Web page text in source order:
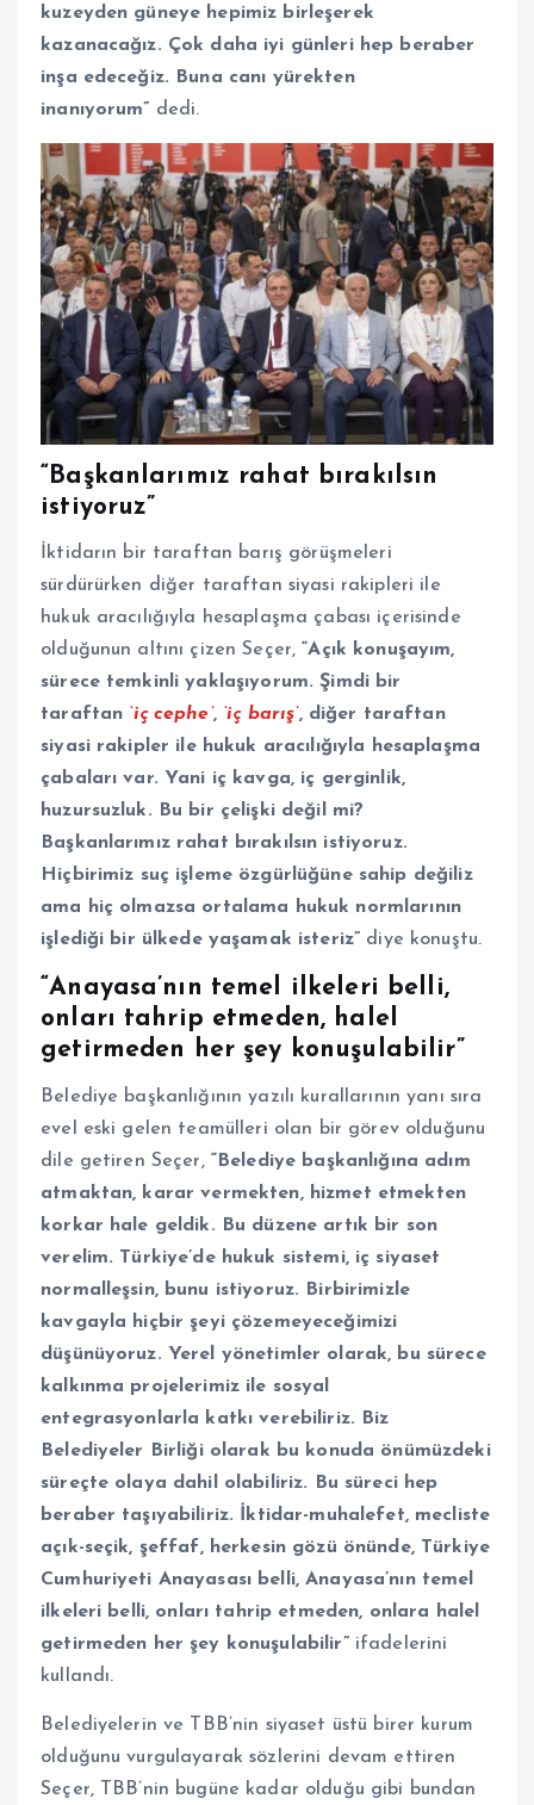
kuzeyden güneye hepimiz birleşerek
kazanacağız. Çok daha iyi günleri hep beraber
inşa edeceğiz. Buna canı yürekten
inanıyorum” dedi.
“Başkanlarımız rahat bırakılsın
istiyoruz”
İktidarın bir taraftan barış görüşmeleri
sürdürürken diğer taraftan siyasi rakipleri ile
hukuk aracılığıyla hesaplaşma çabası içerisinde
olduğunun altını çizen Seçer,“Açık konuşayım,
sürece temkinli yaklaşıyorum. Şimdi bir
taraftan ‘iç cephe’, ‘iç barış’, diğer taraftan
siyasi rakipler ile hukuk aracılığıyla hesaplaşma
çabaları var. Yani iç kavga, iç gerginlik,
huzursuzluk. Bu bir çelişki değil mi?
Başkanlarımız rahat bırakılsın istiyoruz.
Hiçbirimiz suç işleme özgürlüğüne sahip değiliz
ama hiç olmazsa ortalama hukuk normlarının
işlediği bir ülkede yaşamak isteriz” diye konuştu.
“Anayasa’nın temel ilkeleri belli,
onları tahrip etmeden, halel
getirmeden her şey konuşulabilir”
Belediye başkanlığının yazılı kurallarının yanı sıra
evel eski gelen teamülleri olan bir görev olduğunu
dile getiren Seçer, “Belediye başkanlığına adım
atmaktan, karar vermekten, hizmet etmekten
korkar hale geldik. Bu düzene artık bir son
verelim. Türkiye’de hukuk sistemi, iç siyaset
normalleşsin, bunu istiyoruz. Birbirimizle
kavgayla hiçbir şeyi çözemeyeceğimizi
düşünüyoruz. Yerel yönetimler olarak, bu sürece
kalkınma projelerimiz ile sosyal
entegrasyonlarla katkı verebiliriz. Biz
Belediyeler Birliği olarak bu konuda önümüzdeki
süreçte olaya dahil olabiliriz. Bu süreci hep
beraber taşıyabiliriz. İktidar-muhalefet, mecliste
açık-seçik, şeffaf, herkesin gözü önünde, Türkiye
Cumhuriyeti Anayasası belli, Anayasa’nın temel
ilkeleri belli, onları tahrip etmeden, onlara halel
getirmeden her şey konuşulabilir”ifadelerini
kullandı.
Belediyelerin ve TBB’nin siyaset üstü birer kurum
olduğunu vurgulayarak sözlerini devam ettiren
Seçer, TBB’nin bugüne kadar olduğu gibi bundan